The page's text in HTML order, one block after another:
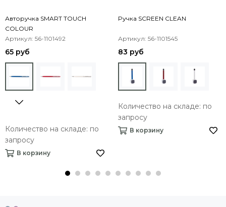
Авторучка SMART TOUCH
COLOUR
Артикул: 56-1101492
65 руб
Количество на складе: по
запросу
В корзину
Pучка SCREEN CLEAN
Артикул: 56-1101545
83 руб
Количество на складе: по
запросу
В корзину